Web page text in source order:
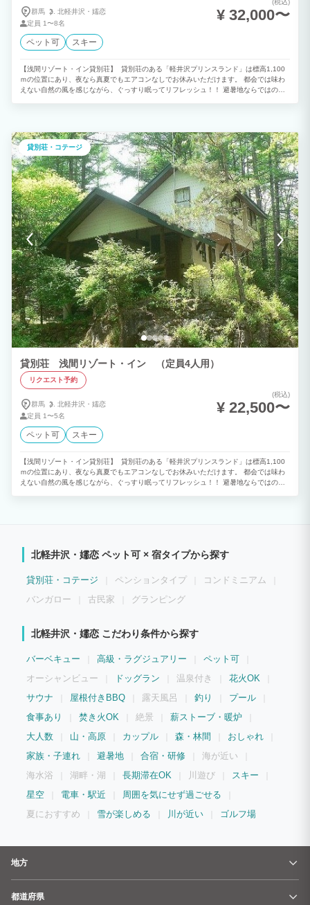
群馬 北軽井沢・ 嬬恋
定員 1〜8名
(税込)
¥ 32,000〜
ペット可 スキー
【浅間リゾート・イン貸別荘】 貸別荘のある「軽井沢プリンスランド」は標高1,100
ｍの位置にあり、夜なら真夏でもエアコンなしでお休みいただけます。 都会では味わ
えない自然の風を感じながら、ぐっすり眠ってリフレッシュ！！ 避暑地ならではの時
分にお持ち下さい。
貸別荘・コテージ
貸別荘 浅間リゾート・イン （定員4人用）
リクエスト予約
群馬 北軽井沢・ 嬬恋
定員 1〜5名
(税込)
¥ 22,500〜
ペット可 スキー
【浅間リゾート・イン貸別荘】 貸別荘のある「軽井沢プリンスランド」は標高1,100
ｍの位置にあり、夜なら真夏でもエアコンなしでお休みいただけます。 都会では味わ
えない自然の風を感じながら、ぐっすり眠ってリフレッシュ！！ 避暑地ならではの時
北軽井沢・嬬恋 ペット可 × 宿タイプから探す
貸別荘・コテージ ペンションタイプ
コンドミニアム
バンガロー
古民家 グランピング
北軽井沢・嬬恋 こだわり条件から探す
バーベキュー 高級・ラグジュアリー
ペット可
オーシャンビュー
ドッグラン 温泉付き
花火OK
サウナ
屋根付きBBQ 露天風呂 釣り
プール
食事あり
焚き火OK 絶景
薪ストーブ・暖炉
大人数
山・高原 カップル 森・林間
おしゃれ
家族・子連れ
避暑地 合宿・研修
海が近い
海水浴
湖畔・湖 長期滞在OK 川遊び
スキー
星空
電車・駅近
周囲を気にせず過ごせる
夏におすすめ
雪が楽しめる 川が近い ゴルフ場
地方
都道府県